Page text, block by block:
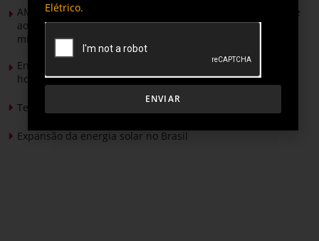
AMIG Brasil convida pré-candidatos ao Governo de Minas e
ao Senado para discutir propostas para os municípios
mineradores e afetados
Energia solar permitirá ampliar em 25% a produção de
hortaliças em projeto social no Tocantins
Tendências de Iluminação em 2026
Expansão da energia solar no Brasil
Elétrico.
ENVIAR